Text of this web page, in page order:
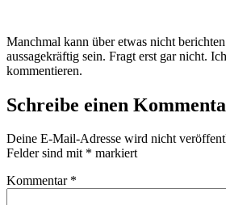
Manchmal kann über etwas nicht
aussagekräftig sein. Fragt erst gar nicht.
kommentieren.
Schreibe einen
Deine E-Mail-Adresse wird nicht
Felder sind mit * markiert
Kommentar *